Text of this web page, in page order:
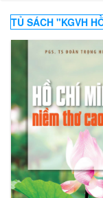
(29)
Giáo
trình
TỦ SÁCH "KGVH